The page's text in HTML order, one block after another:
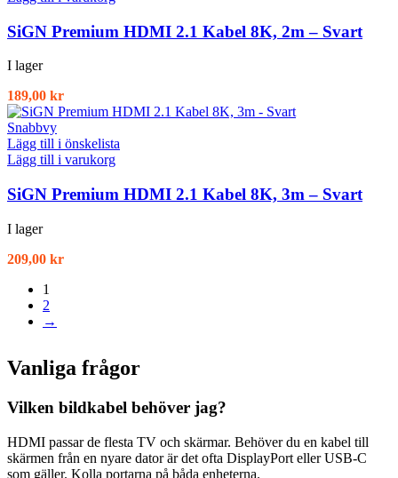
SiGN Premium HDMI 2.1 Kabel 8K, 2m – Svart
I lager
189,00 kr
Snabbvy
Lägg till i önskelista
Lägg till i varukorg
SiGN Premium HDMI 2.1 Kabel 8K, 3m – Svart
I lager
209,00 kr
1
2
→
Vanliga frågor
Vilken bildkabel behöver jag?
HDMI passar de flesta TV och skärmar. Behöver du en kabel till
skärmen från en nyare dator är det ofta DisplayPort eller USB-C
som gäller. Kolla portarna på båda enheterna.